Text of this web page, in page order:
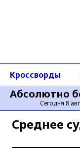
Абсолютно
Сегодня 8
Кроссворды
Среднее